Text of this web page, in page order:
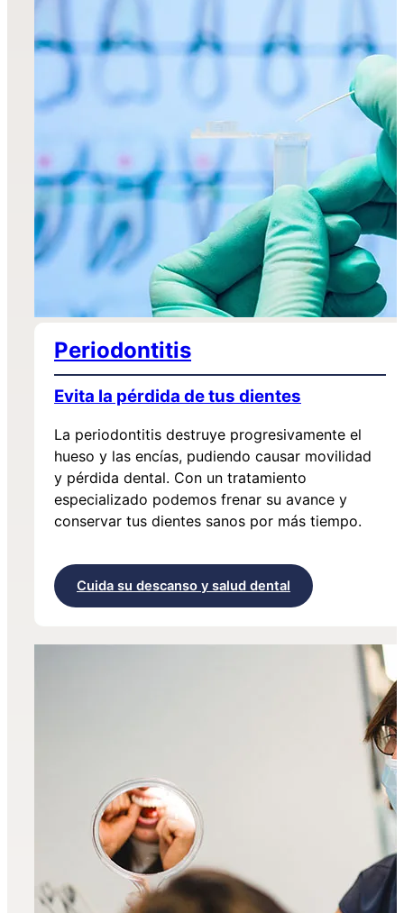
Periodontitis
Evita la pérdida de tus dientes
La periodontitis destruye progresivamente el
hueso y las encías, pudiendo causar movilidad
y pérdida dental. Con un tratamiento
especializado podemos frenar su avance y
conservar tus dientes sanos por más tiempo.
Cuida su descanso y salud dental